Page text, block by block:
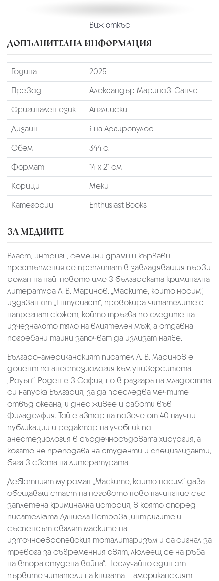
Виж откъс
ДОПЪЛНИТЕЛНА ИНФОРМАЦИЯ
Година
2025
Превод
Александър Маринов-Санчо
Оригинален език
Английски
Дизайн
Яна Аргиропулос
Обем
344 с.
Формат
14 х 21 см
Корици
Меки
Категории
Enthusiast Books
ЗА МЕДИИТЕ
Власт, интриги, семейни драми и кървави
престъпления се преплитат в завладяващия първи
роман на най-новото име в българската криминална
литература Л. В. Маринов. „Маските, които носим“,
издаван от „Ентусиаст“, провокира читателите с
напрегнат сюжет, който тръгва по следите на
изчезналото тяло на влиятелен мъж, а отдавна
погребани тайни започват да излизат наяве.
Българо-американският писател Л. В. Маринов е
доцент по анестезиология към университета
„Роуън“. Роден е в София, но в разгара на младостта
си напуска България, за да преследва мечтите
отвъд океана, и днес живее и работи във
Филаделфия. Той е автор на повече от 40 научни
публикации и редактор на учебник по
анестезиология в сърдечносъдовата хирургия, а
когато не преподава на студенти и специализанти,
бяга в света на литературата.
Дебютният му роман „Маските, които носим“ дава
обещаващ старт на неговото ново начинание със
заплетена криминална история, в която според
писателката Даниела Петрова „интригите и
съспенсът свалят маските на
източноевропейския тоталитаризъм и са сигнал за
тревога за съвременния свят, люлеещ се на ръба
на втора студена война“. Неслучайно един от
първите читатели на книгата – американският